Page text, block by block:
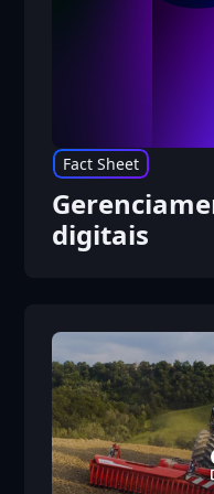
Fact Sheet
digitais